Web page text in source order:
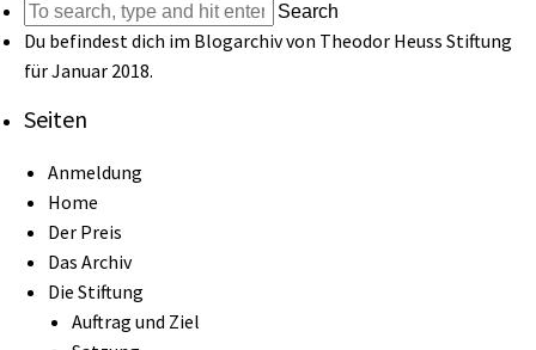
Search
Du befindest dich im Blogarchiv von Theodor Heuss Stiftung
für Januar 2018.
Seiten
Anmeldung
Home
Der Preis
Das Archiv
Die Stiftung
Auftrag und Ziel